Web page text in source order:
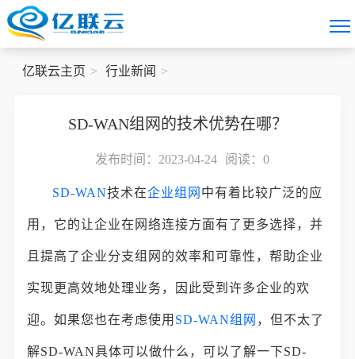
亿联云主页 行业新闻
SD-WAN组网的技术优势在哪？
发布时间：2023-04-24 阅读： 0
SD-WAN技术在企业组网 中有着比较广泛的应
用，它的让企业在网络连接方面有了更多选择，并
且提高了企业分支组网的效率和可靠性，帮助企业
实现更高效地处理业务，因此受到许多企业的欢
迎。如果您也在考虑使用 SD-WAN组网 ，但不太了
解SD-WAN具体可以做什么，可以了解一下SD-